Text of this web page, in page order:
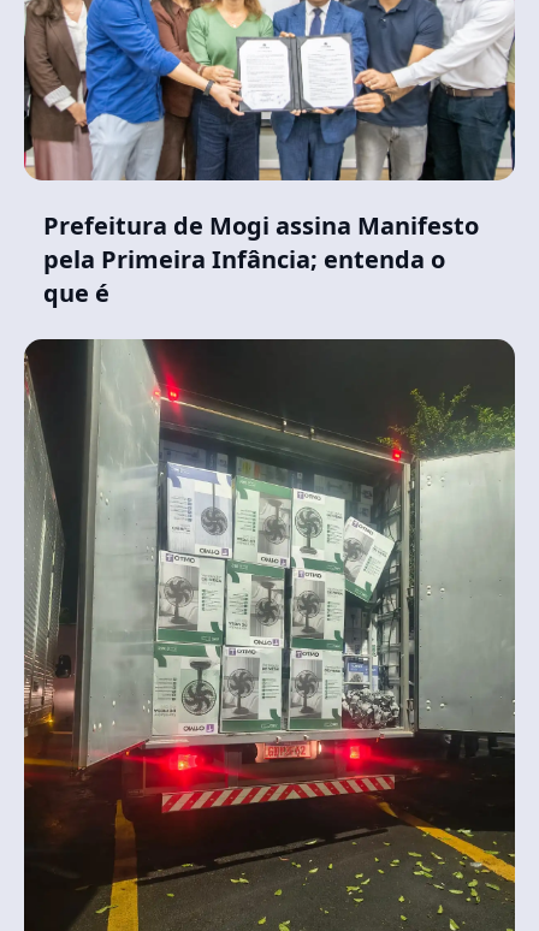
Prefeitura de Mogi assina Manifesto
pela Primeira Infância; entenda o
que é